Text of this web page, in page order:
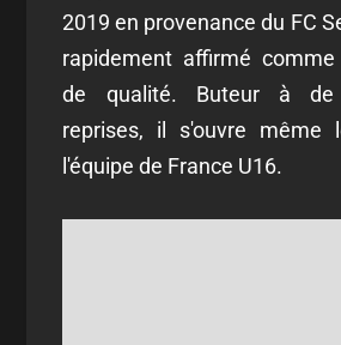
2019 en provenance du FC
rapidement affirmé
de qualité. Buteur à de
reprises, il s'ouvre même
l'équipe de France U16.